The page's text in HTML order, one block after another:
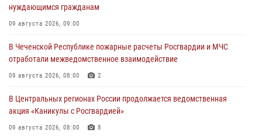
нуждающимся гражданам
09 августа 2026, 09:00
В Чеченской Республике пожарные расчеты Росгвардии и МЧС
отработали межведомственное взаимодействие
09 августа 2026, 08:00 2
В Центральных регионах России продолжается ведомственная
акция «Каникулы с Росгвардией»
09 августа 2026, 08:00 8